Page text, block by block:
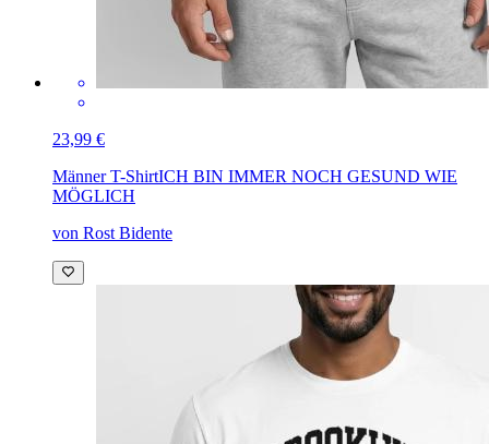
23,99 €
Männer T-ShirtICH BIN IMMER NOCH GESUND WIE
MÖGLICH
von Rost Bidente